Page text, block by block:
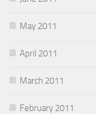
May 2011
April 2011
March 2011
February 2011